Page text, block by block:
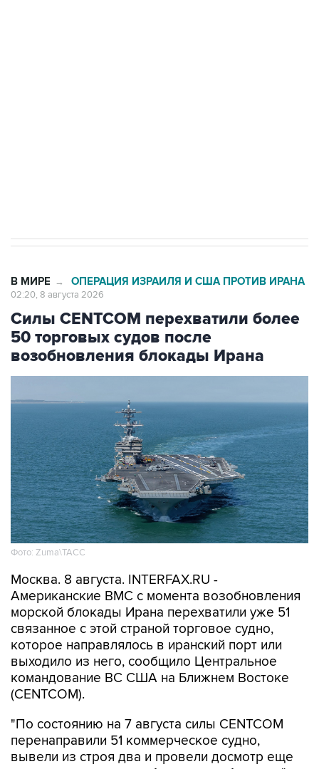
Силы CENTCOM перехватили более
50 торговых судов после
возобновления блокады Ирана
Фото: Zuma\ТАСС
Москва. 8 августа. INTERFAX.RU -
морской блокады Ирана перехватили уже 51
связанное с этой страной торговое судно,
которое направлялось в иранский порт или
выходило из него, сообщило Центральное
командование ВС США на Ближнем Востоке
(CENTCOM).
"По состоянию на 7 августа силы CENTCOM
вывели из строя два и провели досмотр еще
двух судов в рамках обеспечения блокады", -
говорится в сообщении.